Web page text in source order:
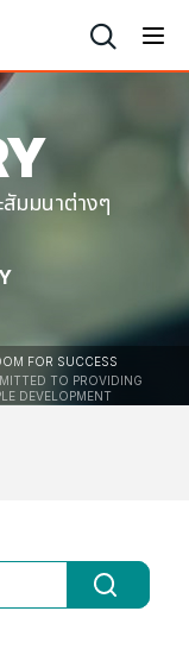
มมนาต่างๆ
FOR SUCCESS
TO PROVIDING
DEVELOPMENT